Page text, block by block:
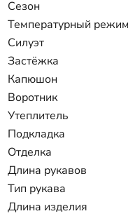
Сезон
Температурный режим
Силуэт
Застёжка
Капюшон
Воротник
Утеплитель
Подкладка
Отделка
Длина рукавов
Тип рукава
Длина изделия